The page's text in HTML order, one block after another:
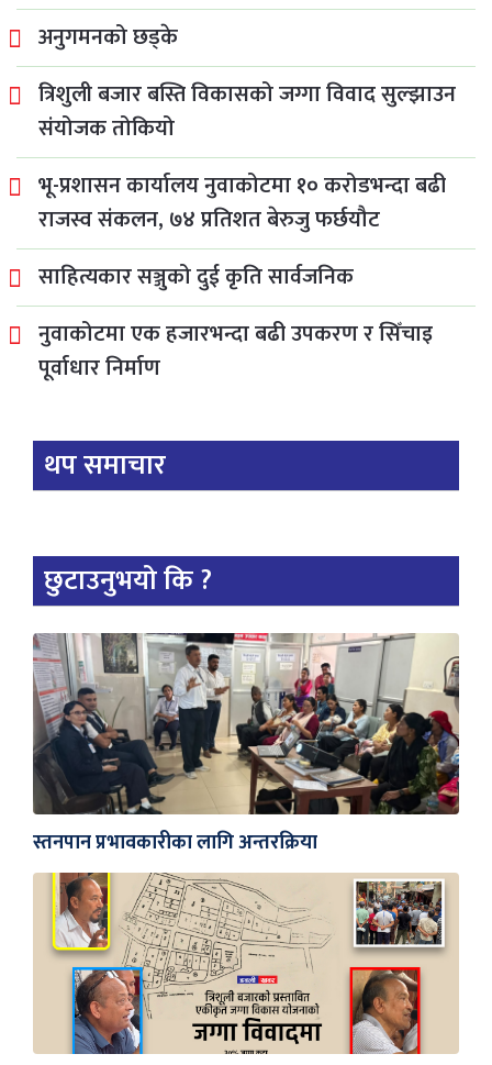
अनुगमनको छड्के
त्रिशुली बजार बस्ति विकासको जग्गा विवाद सुल्झाउन
संयोजक तोकियो
भू-प्रशासन कार्यालय नुवाकोटमा १० करोडभन्दा बढी
राजस्व संकलन, ७४ प्रतिशत बेरुजु फर्छयौट
साहित्यकार सञ्जुको दुई कृति सार्वजनिक
नुवाकोटमा एक हजारभन्दा बढी उपकरण र सिँचाइ
पूर्वाधार निर्माण
थप समाचार
छुटाउनुभयो कि ?
स्तनपान प्रभावकारीका लागि अन्तरक्रिया